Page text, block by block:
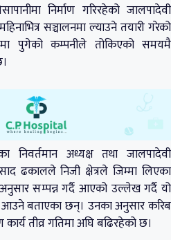
निर्माण गरिरहेको जालपादेवी
सञ्चालनमा ल्याउने तयारी गरेको
पुगेको कम्पनीले तोकिएको समयमै
निवर्तमान अध्यक्ष तथा जालपादेवी
ढकालले निजी क्षेत्रले जिम्मा लिएका
सम्पन्न गर्दै आएको उल्लेख गर्दै यो
आउने बताएका छन्। उनका अनुसार करिब
तीव्र गतिमा अघि बढिरहेको छ।